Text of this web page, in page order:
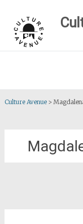
content
Culture Avenue>